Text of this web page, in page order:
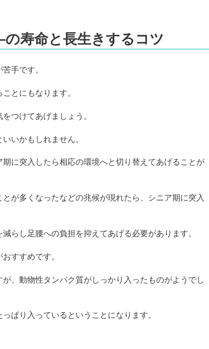
寿命と長生きするコツ
手です。
とにもなります。
つけてあげましょう。
いかもしれません。
に突入したら相応の環境へと切り替えてあげることが
が多くなったなどの兆候が現れたら、シニア期に突入
らし足腰への負担を抑えてあげる必要があります。
すすめです。
、動物性タンパク質がしっかり入ったものがようでし
ぱり入っているということになります。